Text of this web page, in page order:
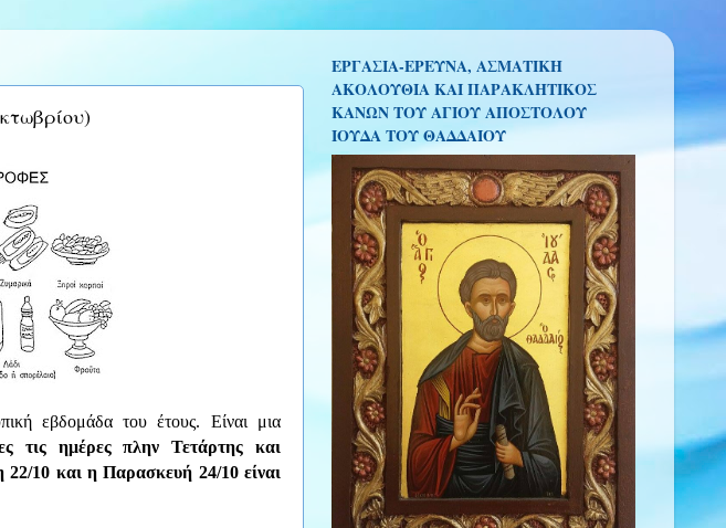
εβδομάδα του έτους. Είναι μια
τις ημέρες πλην Τετάρτης και
22/10 και η Παρασκευή 24/10 είναι
ΕΡΓΑΣΙΑ-ΕΡΕΥΝΑ, ΑΣΜΑΤΙΚΗ
ΑΚΟΛΟΥΘΙΑ ΚΑΙ ΠΑΡΑΚΛΗΤΙΚΟΣ
ΚΑΝΩΝ ΤΟΥ ΑΓΙΟΥ ΑΠΟΣΤΟΛΟΥ
ΙΟΥΔΑ ΤΟΥ ΘΑΔΔΑΙΟΥ